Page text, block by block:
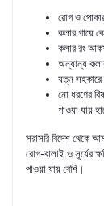
রোগ ও
কলার গায়ে
কলার রং
অন্যান্য
যত্ন সহকারে
নো ধরণের
পাওয়া যায়
সরাসরি বিদেশ থেকে
রোগ-বালাই ও সূর্যের
পাওয়া যায় বেশি।